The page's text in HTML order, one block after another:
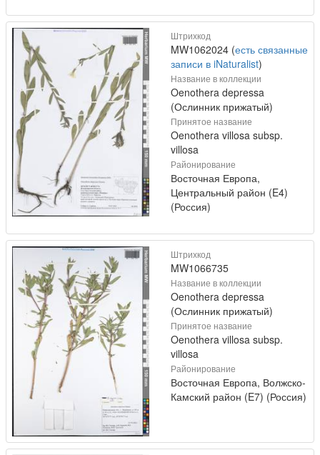
Штрихкод
MW1062024 (есть связанные
записи в iNaturalist)
Название в коллекции
Oenothera depressa
(Ослинник прижатый)
Принятое название
Oenothera villosa subsp.
villosa
Районирование
Восточная Европа,
Центральный район (E4)
(Россия)
Штрихкод
MW1066735
Название в коллекции
Oenothera depressa
(Ослинник прижатый)
Принятое название
Oenothera villosa subsp.
villosa
Районирование
Восточная Европа, Волжско-
Камский район (E7) (Россия)